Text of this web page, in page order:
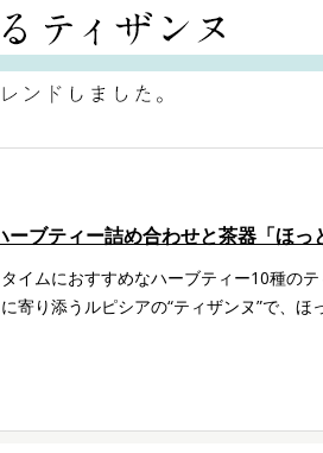
ーブティー詰め合わせと茶器「ほっ
イムにおすすめなハーブティー10種の
寄り添うルピシアの“ティザンヌ”で、ほ